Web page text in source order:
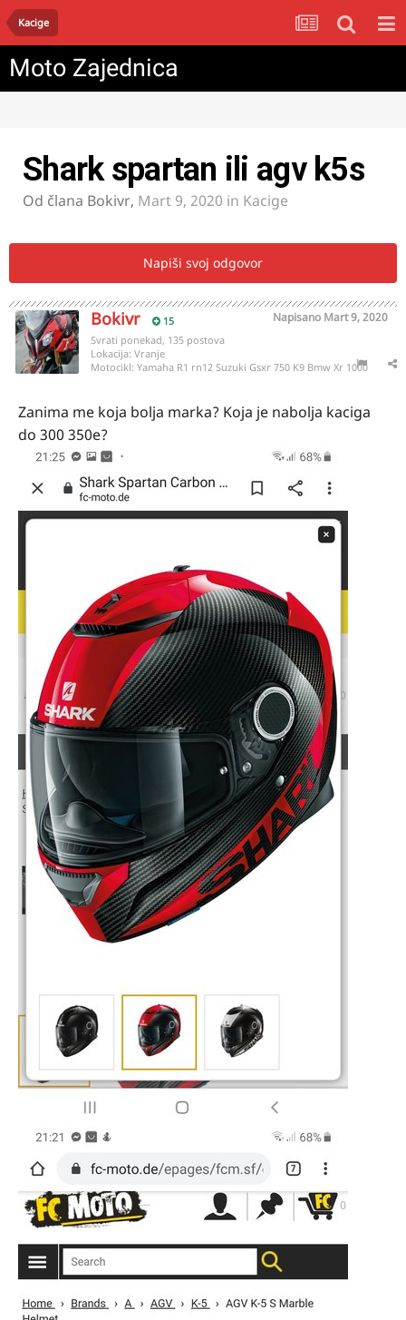
Kacige
Moto Zajednica
Shark spartan ili agv k5s
Od člana Bokivr, Mart 9, 2020 in Kacige
Napiši svoj odgovor
Bokivr 15 Napisano Mart 9, 2020
Svrati ponekad, 135 postova
Lokacija: Vranje
Motocikl: Yamaha R1 rn12 Suzuki Gsxr 750 K9 Bmw Xr 1000
Zanima me koja bolja marka? Koja je nabolja kaciga
do 300 350e?